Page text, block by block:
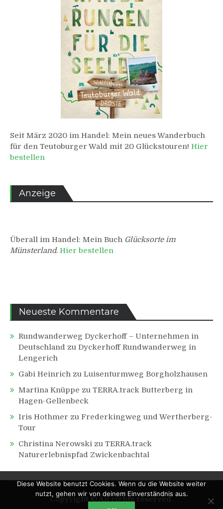
Seit März 2020 im Handel: Mein neues Wanderbuch
für den Teutoburger Wald mit 20 Glückstouren! Hier
bestellen
Anzeige
Überall im Handel: Mein Buch Glücksorte im
Münsterland. Hier bestellen
Neueste Kommentare
Rundwanderweg Dyckerhoff – Unternehmen in
Deutschland zu Dyckerhoff Rundwanderweg in
Lengerich
Gabi Heinrich zu Luisenturmweg Borgholzhausen
Martina Knüppe zu TERRA.track Butterberg in
Hagen-Gellenbeck
Iris Hothmer zu Frederkingweg und Wertherberg-
Tour
Christina Nerowski zu TERRA.track
Naturerlebnispfad Zwickenbachtal
Copyright © All rights reserved.
Diese Website benutzt Cookies. Wenn du die Website weiter
nutzt, gehen wir von deinem Einverständnis aus.